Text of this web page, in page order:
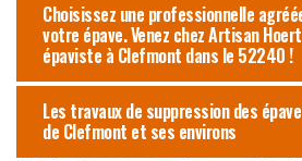
Choisissez une professionnelle
votre épave. Venez chez Artisan
épaviste à Clefmont dans le 52240 !
Les travaux de suppression des
de Clefmont et ses environs